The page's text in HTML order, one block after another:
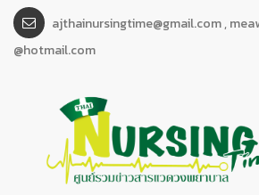
ajthainursingtime@gmail.com ,
@hotmail.com